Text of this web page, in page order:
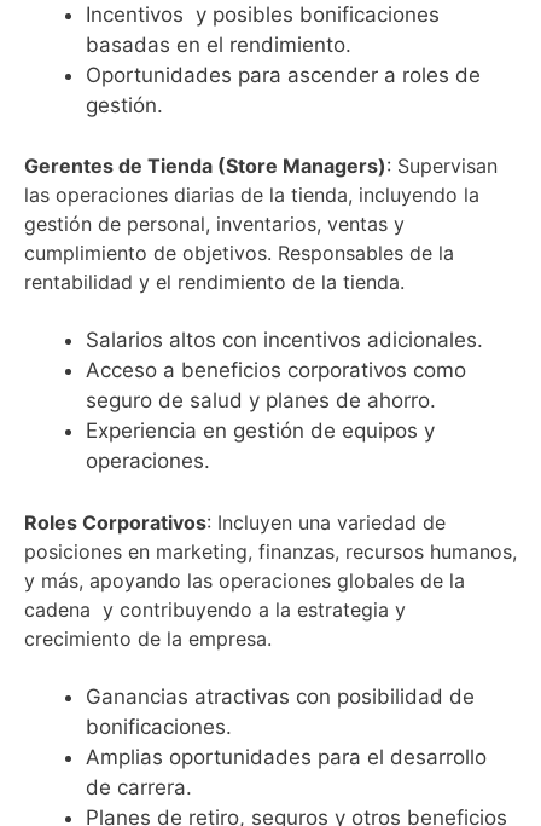
Incentivos y posibles bonificaciones
basadas en el rendimiento.
Oportunidades para ascender a roles de
gestión.
Gerentes de Tienda (Store Managers): Supervisan
las operaciones diarias de la tienda, incluyendo la
gestión de personal, inventarios, ventas y
cumplimiento de objetivos. Responsables de la
rentabilidad y el rendimiento de la tienda.
Salarios altos con incentivos adicionales.
Acceso a beneficios corporativos como
seguro de salud y planes de ahorro.
Experiencia en gestión de equipos y
operaciones.
Roles Corporativos: Incluyen una variedad de
posiciones en marketing, finanzas, recursos humanos,
y más, apoyando las operaciones globales de la
cadena y contribuyendo a la estrategia y
crecimiento de la empresa.
Ganancias atractivas con posibilidad de
bonificaciones.
Amplias oportunidades para el desarrollo
de carrera.
Planes de retiro, seguros y otros beneficios